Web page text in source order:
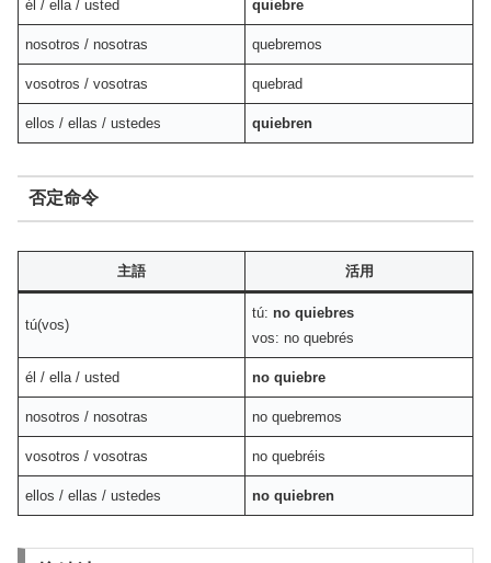
él / ella / usted quiebre
nosotros / nosotras quebremos
vosotros / vosotras quebrad
ellos / ellas / ustedes quiebren
否定命令
主語 活用
tú(vos)
tú:no quiebres
vos: no quebrés
él / ella / usted no quiebre
nosotros / nosotras no quebremos
vosotros / vosotras no quebréis
ellos / ellas / ustedes no quiebren